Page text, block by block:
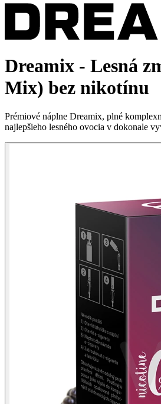
Dreamix - Lesná
Mix) bez nikotínu
Prémiové náplne Dreamix, plné
najlepšieho lesného ovocia v dokonale